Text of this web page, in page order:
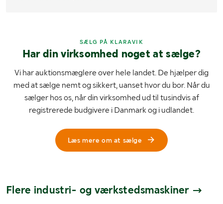
SÆLG PÅ KLARAVIK
Har din virksomhed noget at sælge?
Vi har auktionsmæglere over hele landet. De hjælper dig
med at sælge nemt og sikkert, uanset hvor du bor. Når du
sælger hos os, når din virksomhed ud til tusindvis af
registrerede budgivere i Danmark og i udlandet.
Læs mere om at sælge
Flere industri- og værkstedsmaskiner